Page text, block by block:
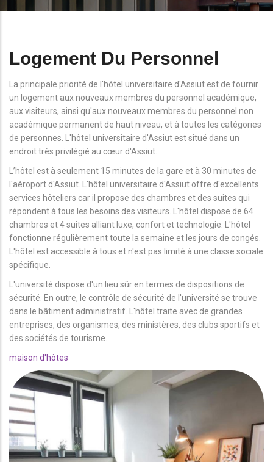
Logement Du Personnel
La principale priorité de l'hôtel universitaire d'Assiut est de fournir
un logement aux nouveaux membres du personnel académique,
aux visiteurs, ainsi qu'aux nouveaux membres du personnel non
académique permanent de haut niveau, et à toutes les catégories
de personnes. L'hôtel universitaire d'Assiut est situé dans un
endroit très privilégié au cœur d'Assiut.
L’hôtel est à seulement 15 minutes de la gare et à 30 minutes de
l'aéroport d'Assiut. L'hôtel universitaire d'Assiut offre d'excellents
services hôteliers car il propose des chambres et des suites qui
répondent à tous les besoins des visiteurs. L'hôtel dispose de 64
chambres et 4 suites alliant luxe, confort et technologie. L'hôtel
fonctionne régulièrement toute la semaine et les jours de congés.
L'hôtel est accessible à tous et n'est pas limité à une classe sociale
spécifique.
L'université dispose d'un lieu sûr en termes de dispositions de
sécurité. En outre, le contrôle de sécurité de l'université se trouve
dans le bâtiment administratif. L'hôtel traite avec de grandes
entreprises, des organismes, des ministères, des clubs sportifs et
des sociétés de tourisme.
maison d'hôtes